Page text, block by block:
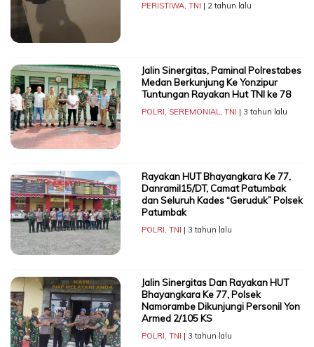
PERISTIWA, TNI | 2 tahun lalu
Jalin Sinergitas, Paminal Polrestabes
Medan Berkunjung Ke Yonzipur
Tuntungan Rayakan Hut TNI ke 78
POLRI, SEREMONIAL, TNI | 3 tahun lalu
Rayakan HUT Bhayangkara Ke 77,
Danramil15/DT, Camat Patumbak
dan Seluruh Kades “Geruduk” Polsek
Patumbak
POLRI, TNI | 3 tahun lalu
Jalin Sinergitas Dan Rayakan HUT
Bhayangkara Ke 77, Polsek
Namorambe Dikunjungi Personil Yon
Armed 2/105 KS
POLRI, TNI | 3 tahun lalu